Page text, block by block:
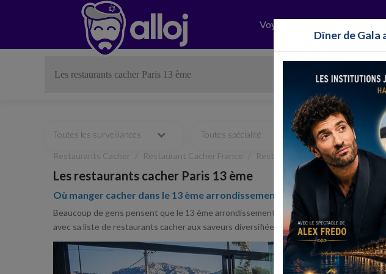
Voyages
Toutes les surveillances Toutes spécialité Halavi
Restaurants Cacher Restaurant Cacher France Restaurant Cacher Île-de-France
Les restaurants cacher Paris 13 ème
Où manger cacher dans le 13 ème arrondissement à Paris ?
Beaucoup de gens pensent que le 13 ème arrondissement n'est pas un quartier
avec sa liste de restaurants cacher aux saveurs diversifiées ! Retrouvez l'intégralite de
Previous
Dîner de Gala